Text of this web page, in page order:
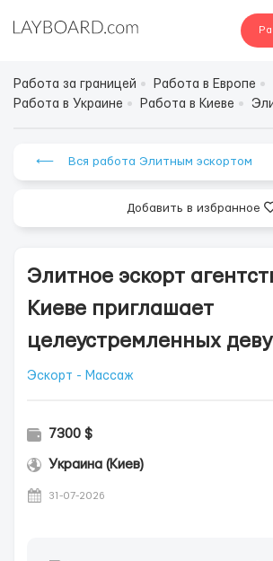
Работа за границей
Работа в Европе
Работа в Украине
Работа в Киеве
⟵ Вся работа Элитным эскортом
Добавить в избранное
Элитное эскорт
Киеве приглашает
целеустремленных
Эскорт - Массаж
7300 $
Украина (Киев)
31-07-2026